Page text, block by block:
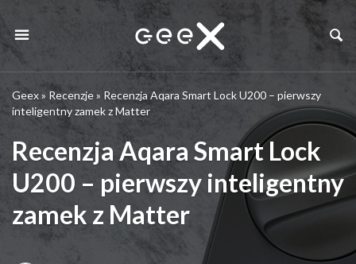
Geex» Recenzje» Recenzja Aqara Smart Lock U200 – pierwszy
inteligentny zamek z Matter
Recenzja Aqara Smart Lock
U200 – pierwszy inteligentny
zamek z Matter